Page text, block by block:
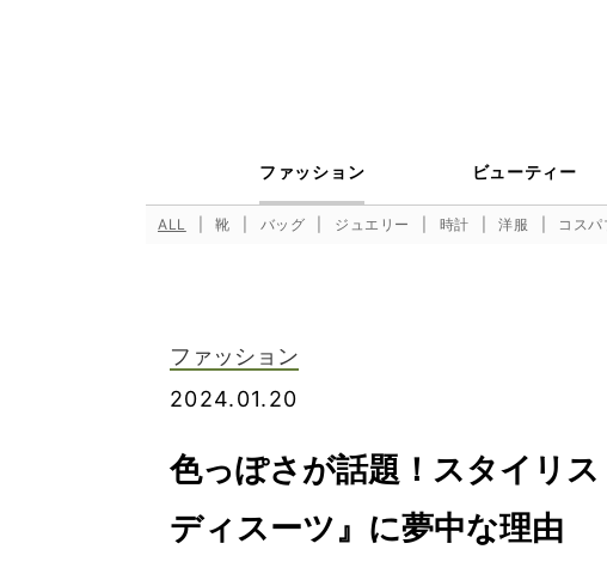
ファッション ビューティー
ALL 靴 バッグ ジュエリー 時計 洋服 コス
ファッション
2024.01.20
色っぽさが話題！スタイリ
ディスーツ』に夢中な理由